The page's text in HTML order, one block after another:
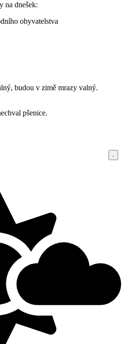
na dnešek:
obyvatelstva
budou v zimě mrazy valný.
pšenice.